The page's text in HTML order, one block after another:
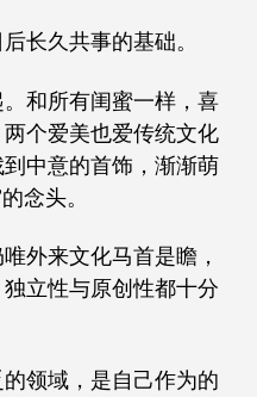
长久共事的基础。
和所有闺蜜一样，喜
个爱美也爱传统文化
中意的首饰，渐渐萌
念头。
外来文化马首是瞻，
立性与原创性都十分
领域，是自己作为的